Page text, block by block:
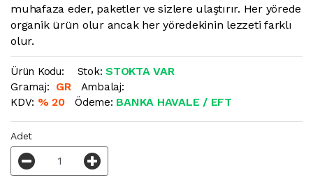
muhafaza eder, paketler ve sizlere ulaştırır. Her yörede
organik ürün olur ancak her yöredekinin lezzeti farklı
olur.
Ürün Kodu: Stok: STOKTA VAR
Gramaj: GRAmbalaj:
KDV: % 20Ödeme: BANKA HAVALE / EFT
Adet